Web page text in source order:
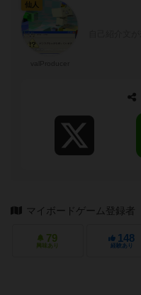
仙人
マイボードゲーム登録者
79
興味あり
148
経験あり